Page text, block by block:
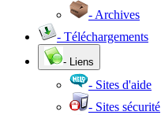
- Archives
- Téléchargements
- Liens
- Sites d'aide
- Sites sécurité